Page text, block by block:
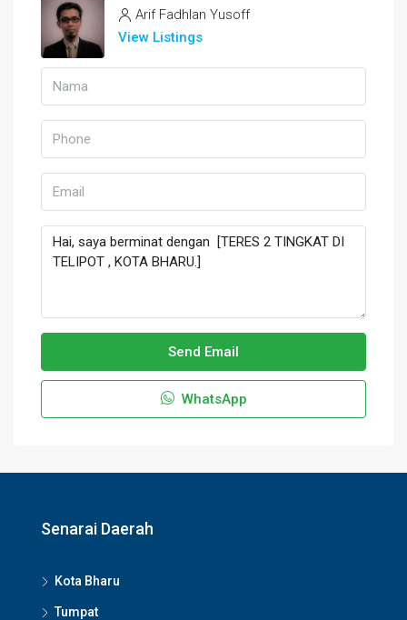
Arif Fadhlan Yusoff
View Listings
Send Email
WhatsApp
Senarai Daerah
Kota Bharu
Tumpat